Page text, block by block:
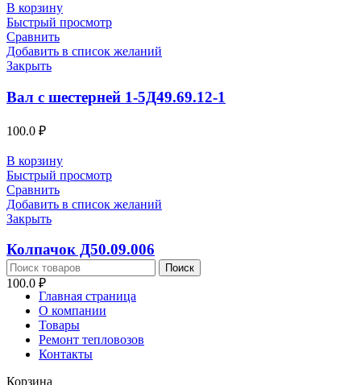
В корзину
Быстрый просмотр
Сравнить
Добавить в список желаний
Закрыть
Вал с шестерней 1-5Д49.69.12-1
100.0 ₽
В корзину
Быстрый просмотр
Сравнить
Добавить в список желаний
Закрыть
Колпачок Д50.09.006
100.0 ₽
Поиск
Главная страница
О компании
Товары
Ремонт тепловозов
Контакты
Корзина